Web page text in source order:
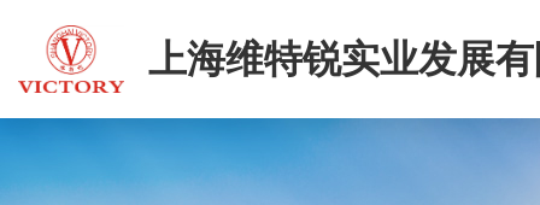
上海维特锐实业发展